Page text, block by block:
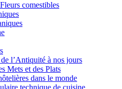
comestibles
l’Antiquité à nos jours
Mets et des Plats
dans le monde